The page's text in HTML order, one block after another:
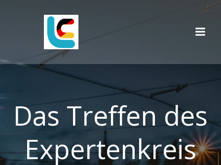
Das Treffen des
Expertenkreis